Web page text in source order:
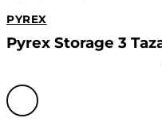
PYREX
Pyrex Storage 3